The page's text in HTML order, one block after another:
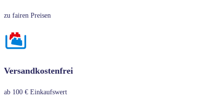
zu fairen Preisen
Versandkostenfrei
ab 100 € Einkaufswert